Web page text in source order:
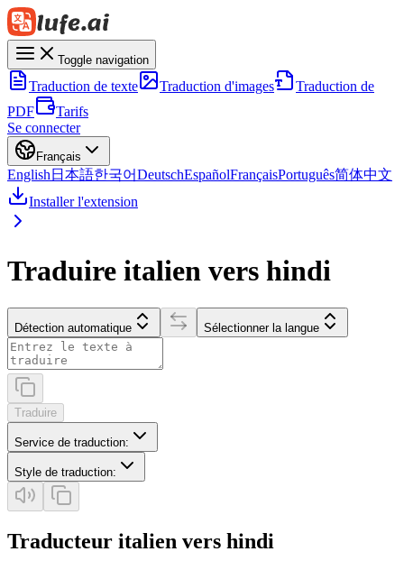
Toggle navigation
Traduction de texte Traduction d'images
Traduction de
PDF
Tarifs
Se connecter
Français
English 日本語한국어DeutschEspañolFrançaisPortuguês简体中文
Installer l'extension
Traduire italien vers hindi
Détection automatique Sélectionner la langue
Traduire
Service de traduction:
Style de traduction:
Traducteur italien vers hindi